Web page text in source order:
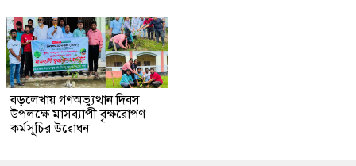
বড়লেখায় গণঅভ্যুত্থান দিবস
উপলক্ষে মাসব্যাপী বৃক্ষরোপণ
কর্মসূচির উদ্বোধন